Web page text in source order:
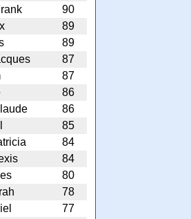
90
89
89
87
87
86
86
85
84
84
80
78
77